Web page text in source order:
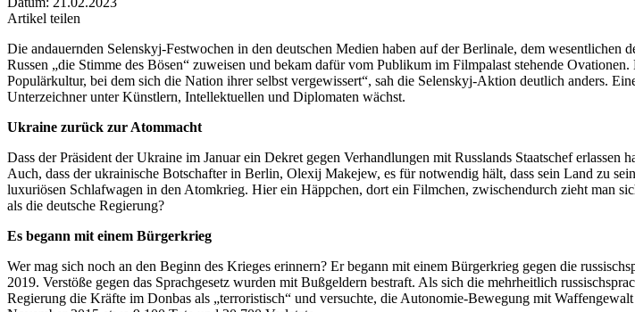
Artikel teilen
Die andauernden Selenskyj-Festwochen in den deutschen Medien haben auf der Berlinale, dem
Russen „die Stimme des Bösen“ zuweisen und bekam dafür vom Publikum im Filmpalast stehende
Populärkultur, bei dem sich die Nation ihrer selbst vergewissert“, sah die Selenskyj-Aktion deutlich anders.
Unterzeichner unter Künstlern, Intellektuellen und Diplomaten wächst.
Ukraine zurück zur Atommacht
Dass der Präsident der Ukraine im Januar ein Dekret gegen Verhandlungen mit Russlands Staatschef
Auch, dass der ukrainische Botschafter in Berlin, Olexij Makejew, es für notwendig hält, dass sein Land zu
luxuriösen Schlafwagen in den Atomkrieg. Hier ein Häppchen, dort ein Filmchen, zwischendurch zieht man
als die deutsche Regierung?
Es begann mit einem Bürgerkrieg
Wer mag sich noch an den Beginn des Krieges erinnern? Er begann mit einem Bürgerkrieg gegen die
2019. Verstöße gegen das Sprachgesetz wurden mit Bußgeldern bestraft. Als sich die mehrheitlich
Regierung die Kräfte im Donbas als „terroristisch“ und versuchte, die Autonomie-Bewegung mit